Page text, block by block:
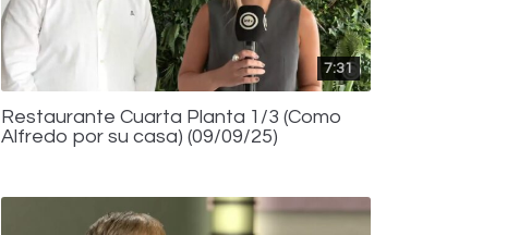
7:31
Restaurante Cuarta Planta 1/3 (Como
Alfredo por su casa) (09/09/25)